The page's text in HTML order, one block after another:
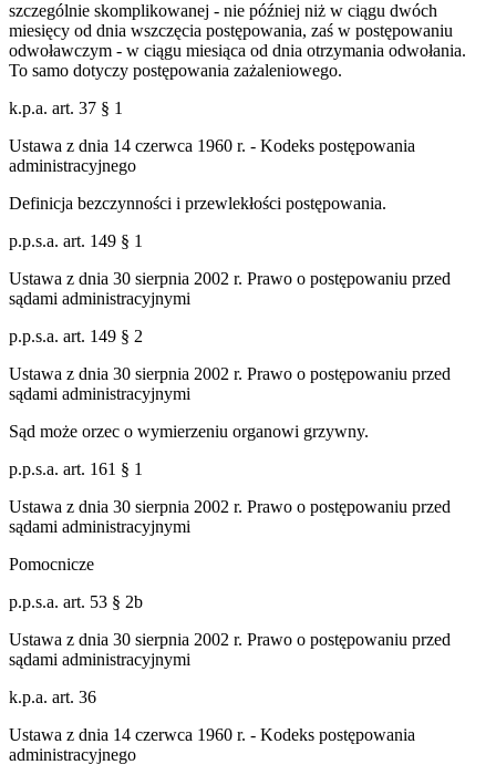
szczególnie skomplikowanej - nie później niż w ciągu dwóch
miesięcy od dnia wszczęcia postępowania, zaś w postępowaniu
odwoławczym - w ciągu miesiąca od dnia otrzymania odwołania.
To samo dotyczy postępowania zażaleniowego.
k.p.a. art. 37 § 1
Ustawa z dnia 14 czerwca 1960 r. - Kodeks postępowania
administracyjnego
Definicja bezczynności i przewlekłości postępowania.
p.p.s.a. art. 149 § 1
Ustawa z dnia 30 sierpnia 2002 r. Prawo o postępowaniu przed
sądami administracyjnymi
p.p.s.a. art. 149 § 2
Ustawa z dnia 30 sierpnia 2002 r. Prawo o postępowaniu przed
sądami administracyjnymi
Sąd może orzec o wymierzeniu organowi grzywny.
p.p.s.a. art. 161 § 1
Ustawa z dnia 30 sierpnia 2002 r. Prawo o postępowaniu przed
sądami administracyjnymi
Pomocnicze
p.p.s.a. art. 53 § 2b
Ustawa z dnia 30 sierpnia 2002 r. Prawo o postępowaniu przed
sądami administracyjnymi
k.p.a. art. 36
Ustawa z dnia 14 czerwca 1960 r. - Kodeks postępowania
administracyjnego